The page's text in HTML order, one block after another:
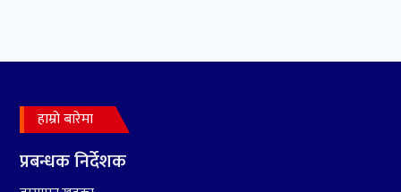
हाम्रो बारेमा
प्रबन्धक निर्देशक